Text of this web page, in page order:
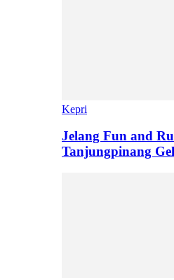
Kepri
Jelang Fun and
Tanjungpinang